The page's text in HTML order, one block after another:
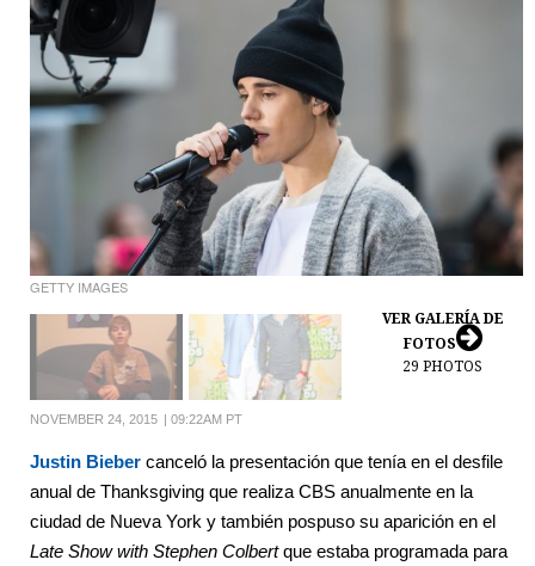
GETTY IMAGES
VER GALERÍA DE
FOTOS
29 PHOTOS
NOVEMBER 24, 2015 09:22AM PT
Justin Bieber canceló la presentación que tenía en el desfile
anual de Thanksgiving que realiza CBS anualmente en la
ciudad de Nueva York y también pospuso su aparición en el
Late Show with Stephen Colbertque estaba programada para